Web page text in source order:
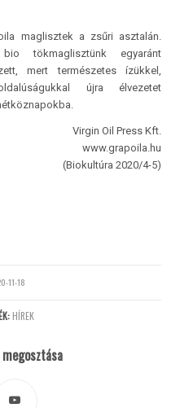
maglisztek a zsűri asztalán.
tökmaglisztünk egyaránt
mert természetes ízükkel,
újra élvezetet
Virgin Oil Press Kft.
www.grapoila.hu
(Biokultúra 2020/4-5)
11-18
HÍREK